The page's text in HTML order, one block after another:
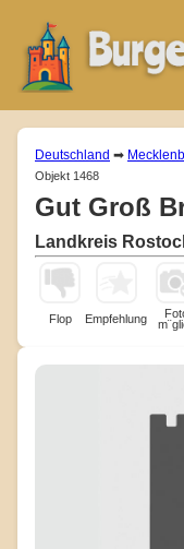
Deutschland ➡
Objekt 1468
Gut Groß
Landkreis
Flop Empfehlung